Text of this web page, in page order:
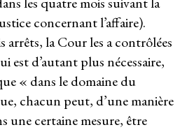
concernant l’affaire).
arrêts, la Cour les a contrôlées
est d’autant plus nécessaire,
« dans le domaine du
chacun peut, d’une manière
une certaine mesure, être